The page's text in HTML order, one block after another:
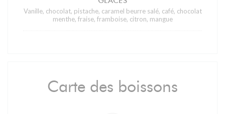
Vanille, chocolat, pistache, caramel beurre salé, café, chocolat
menthe, fraise, framboise, citron, mangue
Carte des boissons